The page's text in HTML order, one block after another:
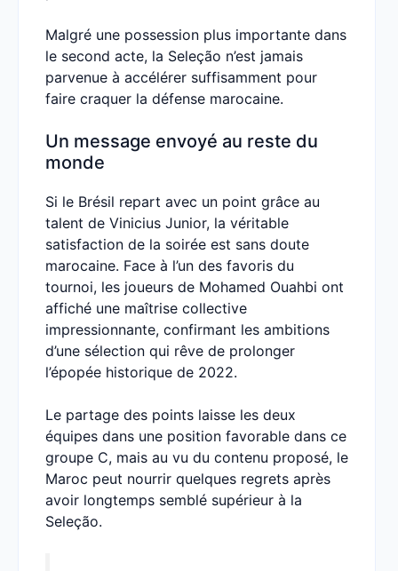
Malgré une possession plus importante dans
le second acte, la Seleção n’est jamais
parvenue à accélérer suffisamment pour
faire craquer la défense marocaine.
Un message envoyé au reste du
monde
Si le Brésil repart avec un point grâce au
talent de Vinicius Junior, la véritable
satisfaction de la soirée est sans doute
marocaine. Face à l’un des favoris du
tournoi, les joueurs de Mohamed Ouahbi ont
affiché une maîtrise collective
impressionnante, confirmant les ambitions
d’une sélection qui rêve de prolonger
l’épopée historique de 2022.
Le partage des points laisse les deux
équipes dans une position favorable dans ce
groupe C, mais au vu du contenu proposé, le
Maroc peut nourrir quelques regrets après
avoir longtemps semblé supérieur à la
Seleção.